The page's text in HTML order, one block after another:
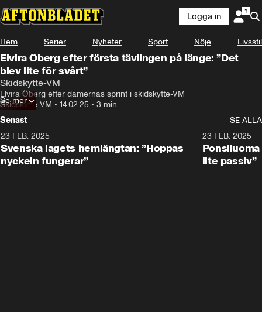
Logga in
Hem Serier Nyheter Sport Nöje Livsstil
Elvira Öberg efter första tävlingen på länge: ”Det
blev lite för svårt”
Skidskytte-VM
Elvira Öberg efter damernas sprint i skidskytte-VM
Skidskytte-VM • 14.02.25 • 3 min
Se mer
Senast
SE ALLA
23 FEB. 2025
Svenska lagets hemlängtan: ”Hoppas
nyckeln fungerar”
23 FEB. 2025
lite passiv”